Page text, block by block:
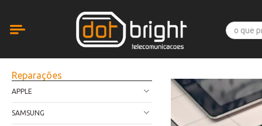
Reparações
APPLE
SAMSUNG